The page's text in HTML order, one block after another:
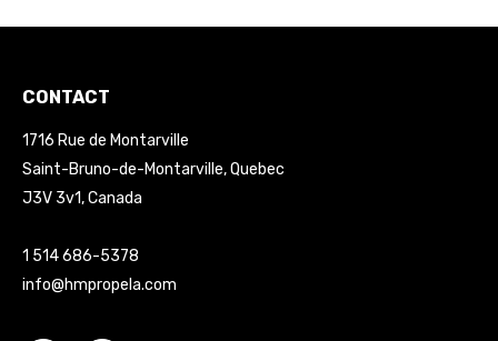
CONTACT
1716 Rue de Montarville
Saint-Bruno-de-Montarville, Quebec
J3V 3v1, Canada
1 514 686-5378
info@hmpropela.com